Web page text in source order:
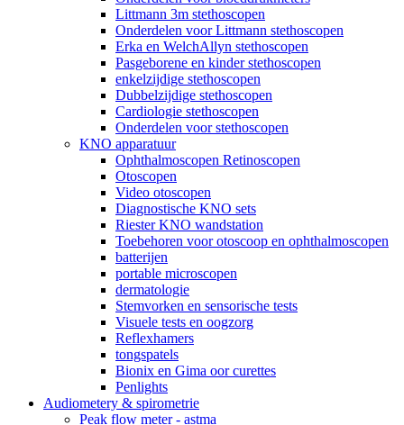
Littmann 3m stethoscopen
Onderdelen voor Littmann stethoscopen
Erka en WelchAllyn stethoscopen
Pasgeborene en kinder stethoscopen
enkelzijdige stethoscopen
Dubbelzijdige stethoscopen
Cardiologie stethoscopen
Onderdelen voor stethoscopen
KNO apparatuur
Ophthalmoscopen Retinoscopen
Otoscopen
Video otoscopen
Diagnostische KNO sets
Riester KNO wandstation
Toebehoren voor otoscoop en ophthalmoscopen
batterijen
portable microscopen
dermatologie
Stemvorken en sensorische tests
Visuele tests en oogzorg
Reflexhamers
tongspatels
Bionix en Gima oor curettes
Penlights
Audiometery & spirometrie
Peak flow meter - astma